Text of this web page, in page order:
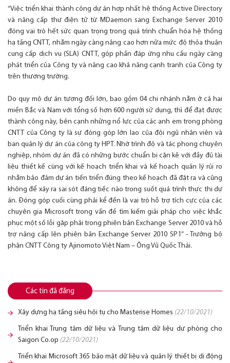
“Việc triển khai thành công dự án hợp nhất hệ thống Active Directory
và nâng cấp thư điện tử từ MDaemon sang Exchange Server 2010
đóng vai trò hết sức quan trọng trong quá trình chuẩn hóa hệ thống
hạ tầng CNTT, nhằm ngày càng nâng cao hơn nữa mức độ thỏa thuận
cung cấp dịch vụ (SLA) CNTT, góp phần đáp ứng nhu cầu ngày càng
phát triển của Công ty và nâng cao khả năng cạnh tranh của Công ty
trên thương trường.
Do quy mô dự án tương đối lớn, bao gồm 04 chi nhánh nằm ở cả hai
miền Bắc và Nam với tổng số hơn 600 người sử dụng, thì để đạt được
thành công này, bên cạnh những nổ lực của các anh em trong phòng
CNTT của Công ty là sự đóng góp lớn lao của đội ngũ nhân viên và
ban quản lý dự án của công ty HPT. Nhờ trình độ và tác phong chuyên
nghiệp, nhóm dự án đã có những bước chuẩn bị cặn kẽ với đầy đủ tài
liệu thiết kế cùng với kế hoạch triển khai và kế hoạch quản lý rủi ro
nhằm bảo đảm dự án tiến triển đúng theo kế hoạch đã đặt ra và cũng
không để xảy ra sai sót đáng tiếc nào trong suốt quá trình thực thi dự
án. Đóng góp cuối cùng phải kể đến là vai trò hỗ trợ tích cực của các
chuyên gia Microsoft trong vấn đề tìm kiếm giải pháp cho việc khắc
phục một số lỗi gặp phải trong phiên bản Exchange Server 2010 và hỗ
trợ nâng cấp lên phiên bản Exchange Server 2010 SP1” - Trưởng bộ
phận CNTT Công ty Ajinomoto Việt Nam – Ông Vũ Quốc Thái.
Các tin đã đăng
Xây dựng hạ tầng siêu hội tụ cho Masterise Homes (22/10/2021)
Triển khai Trung tâm dữ liệu và Trung tâm dữ liệu dự phòng cho
Saigon Co.op (22/10/2021)
Triển khai Microsoft 365 bảo mật dữ liệu và quản lý thiết bị di động